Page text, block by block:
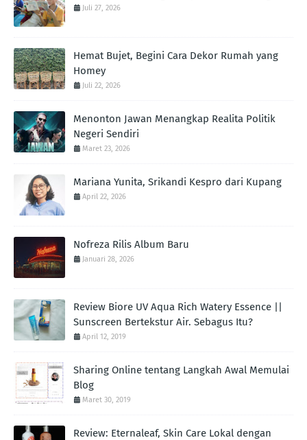
Juli 27, 2026
Hemat Bujet, Begini Cara Dekor Rumah yang
Homey
Juli 22, 2026
Menonton Jawan Menangkap Realita Politik
Negeri Sendiri
Maret 23, 2026
Mariana Yunita, Srikandi Kespro dari Kupang
April 22, 2026
Nofreza Rilis Album Baru
Januari 28, 2026
Review Biore UV Aqua Rich Watery Essence ||
Sunscreen Bertekstur Air. Sebagus Itu?
April 12, 2019
Sharing Online tentang Langkah Awal Memulai
Blog
Maret 30, 2019
Review: Eternaleaf, Skin Care Lokal dengan